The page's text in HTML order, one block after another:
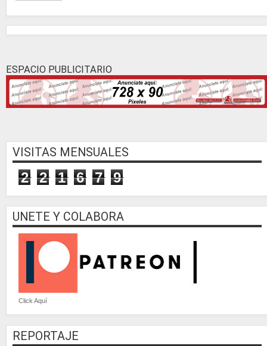
ESPACIO PUBLICITARIO
VISITAS MENSUALES
2 2 1 6 7 9
UNETE Y COLABORA
Click Aquí
REPORTAJE